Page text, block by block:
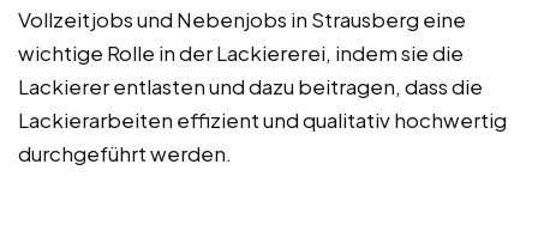
Vollzeitjobs und Nebenjobs in Strausberg eine
wichtige Rolle in der Lackiererei, indem sie die
Lackierer entlasten und dazu beitragen, dass die
Lackierarbeiten effizient und qualitativ hochwertig
durchgeführt werden.